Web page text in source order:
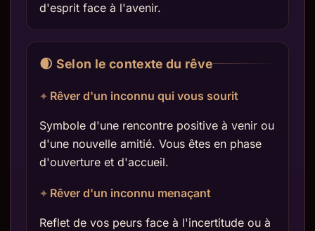
d'esprit face à l'avenir.
🌒 Selon le contexte du rêve
Rêver d'un inconnu qui vous sourit
Symbole d'une rencontre positive à venir ou
d'une nouvelle amitié. Vous êtes en phase
d'ouverture et d'accueil.
Rêver d'un inconnu menaçant
Reflet de vos peurs face à l'incertitude ou à